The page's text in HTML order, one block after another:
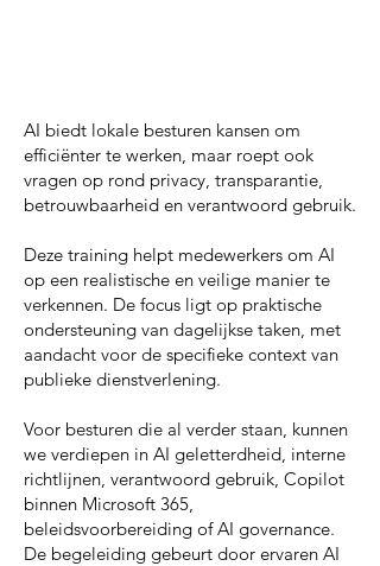
AI biedt lokale besturen kansen om
efficiënter te werken, maar roept ook
vragen op rond privacy, transparantie,
betrouwbaarheid en verantwoord gebruik.
Deze training helpt medewerkers om AI
op een realistische en veilige manier te
verkennen. De focus ligt op praktische
ondersteuning van dagelijkse taken, met
aandacht voor de specifieke context van
publieke dienstverlening.
Voor besturen die al verder staan, kunnen
we verdiepen in AI geletterdheid, interne
richtlijnen, verantwoord gebruik, Copilot
binnen Microsoft 365,
beleidsvoorbereiding of AI governance.
De begeleiding gebeurt door ervaren AI